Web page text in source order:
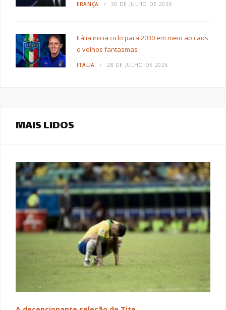
FRANÇA 30 DE JULHO DE 2026
Itália inicia ciclo para 2030 em meio ao caos
e velhos fantasmas
ITÁLIA 28 DE JULHO DE 2026
MAIS LIDOS